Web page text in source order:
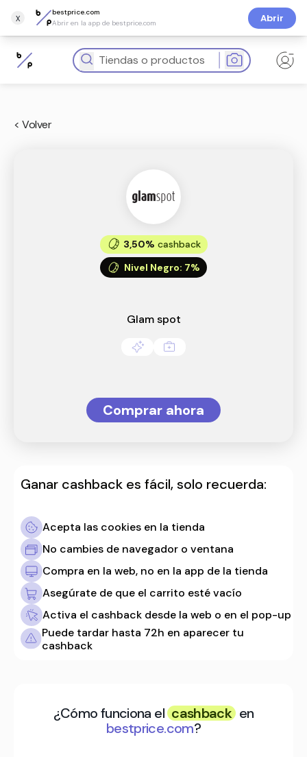
x
bestprice.com
Abrir en la app de bestprice.com
Abrir
< Volver
3,50% cashback
Nivel Negro: 7%
Glam spot
Comprar ahora
Ganar cashback es fácil, solo recuerda:
Acepta las cookies en la tienda
No cambies de navegador o ventana
Compra en la web, no en la app de la tienda
Asegúrate de que el carrito esté vacío
Activa el cashback desde la web o en el pop-up
Puede tardar hasta 72h en aparecer tu
cashback
¿Cómo funciona el cashback en
bestprice.com?